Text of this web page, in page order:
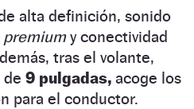
alta definición, sonido
premiumy conectividad
tras el volante,
de 9 pulgadas, acoge los
para el conductor.